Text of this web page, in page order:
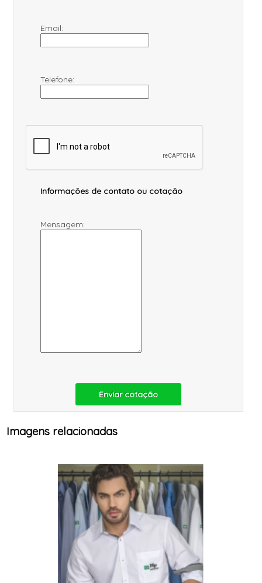
Email:
Telefone:
Informações de contato ou cotação
Mensagem:
Enviar cotação
Imagens relacionadas